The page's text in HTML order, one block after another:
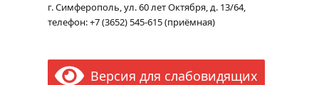
г. Симферополь, ул. 60 лет Октября, д. 13/64,
телефон: +7 (3652) 545-615 (приёмная)
Версия для слабовидящих